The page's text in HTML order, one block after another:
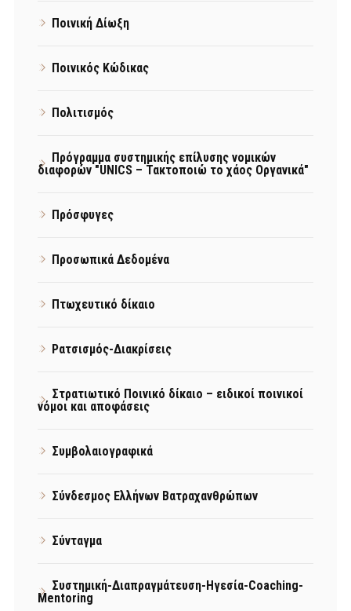
Ποινική Δίωξη
Ποινικός Κώδικας
Πολιτισμός
Πρόγραμμα συστημικής επίλυσης νομικών
διαφορών "UNICS – Τακτοποιώ το χάος Οργανικά"
Πρόσφυγες
Προσωπικά Δεδομένα
Πτωχευτικό δίκαιο
Ρατσισμός-Διακρίσεις
Στρατιωτικό Ποινικό δίκαιο – ειδικοί ποινικοί
νόμοι και αποφάσεις
Συμβολαιογραφικά
Σύνδεσμος Ελλήνων Βατραχανθρώπων
Σύνταγμα
Συστημική-Διαπραγμάτευση-Ηγεσία-Coaching-
Mentoring